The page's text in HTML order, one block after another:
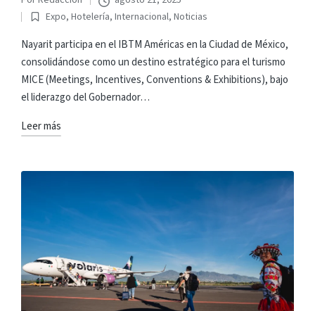
Publicado
porPublicado
en
Expo, Hotelería, Internacional, Noticias
Nayarit participa en el IBTM Américas en la Ciudad de México,
consolidándose como un destino estratégico para el turismo
MICE (Meetings, Incentives, Conventions & Exhibitions), bajo
el liderazgo del Gobernador…
Leer más